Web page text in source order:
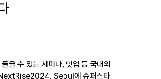
을 수 있는 세미나, 밋업 등 국내외
NextRise2024, Seoul에 슈퍼스타